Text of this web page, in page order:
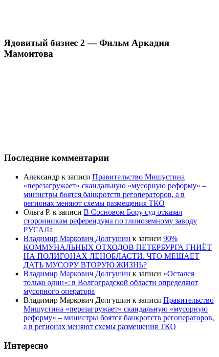
Ядовитый бизнес 2 — Фильм Аркадия
Мамонтова
Последние комментарии
Александр к записи Правительство Мишустина
«перезагружает» скандальную «мусорную реформу» –
министры боятся банкротств регоператоров, а в
регионах меняют схемы размещения ТКО
Ольга Р. к записи В Сосновом Бору суд отказал
сторонникам референдума по глиноземному заводу
РУСАЛа
Владимир Маркович Долгушин к записи 90%
КОММУНАЛЬНЫХ ОТХОДОВ ПЕТЕРБУРГА ГНИЁТ
НА ПОЛИГОНАХ ЛЕНОБЛАСТИ. ЧТО МЕШАЕТ
ДАТЬ МУСОРУ ВТОРУЮ ЖИЗНЬ?
Владимир Маркович Долгушин к записи «Остался
только один»: в Волгоградской области определяют
мусорного оператора
Владимир Маркович Долгушин к записи Правительство
Мишустина «перезагружает» скандальную «мусорную
реформу» – министры боятся банкротств регоператоров,
а в регионах меняют схемы размещения ТКО
Интересно